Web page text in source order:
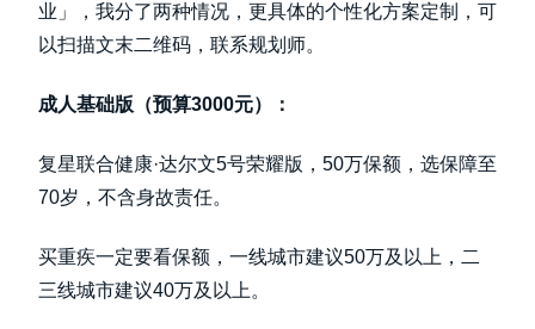
业」，我分了两种情况，更具体的个性化方案定制，可
以扫描文末二维码，联系规划师。
成人基础版（预算3000元）：
复星联合健康·达尔文5号荣耀版，50万保额，选保障至
70岁，不含身故责任。
买重疾一定要看保额，一线城市建议50万及以上，二
三线城市建议40万及以上。